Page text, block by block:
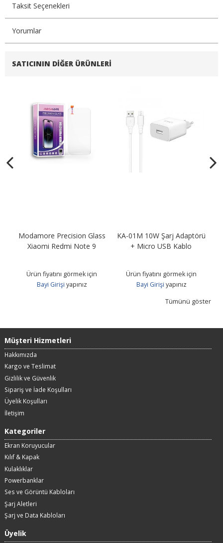
Taksit Seçenekleri
Yorumlar
SATICININ DIĞER ÜRÜNLERI
Modamore Precision Glass
Xiaomi Redmi Note 9
Ürün fiyatını görmek için
Bayi Girişi yapınız
KA-01M 10W Şarj Adaptörü
+ Micro USB Kablo
Ürün fiyatını görmek için
Bayi Girişi yapınız
Tümünü göster
Müşteri Hizmetleri
Hakkımızda
Kargo ve Teslimat
Gizlilik ve Güvenlik
Sipariş ve İade Koşulları
Üyelik Koşulları
İletişim
Kategoriler
Ekran Koruyucular
Kılıf & Kapak
Kulaklıklar
Powerbanklar
Ses ve Görüntü Kabloları
Şarj Aletleri
Şarj ve Data Kabloları
Üyelik